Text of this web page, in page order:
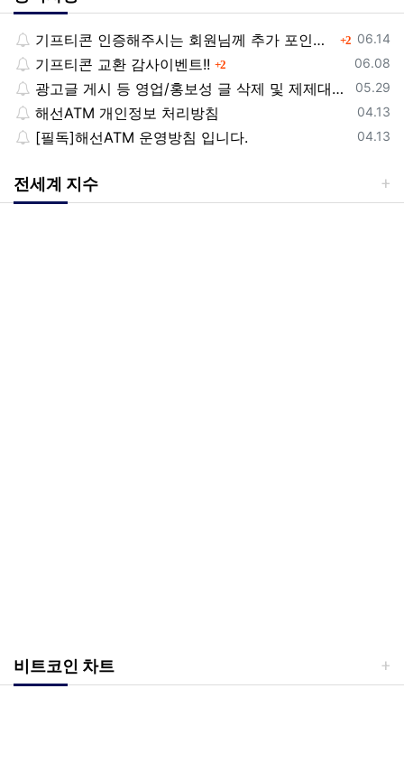
등록일
06.14
기프티콘 인증해주시는 회원님께 추가 포인트 쏩니다!! 2댓글
등록일
06.08
기프티콘 교환 감사이벤트!! 2댓글
등록일
05.29
광고글 게시 등 영업/홍보성 글 삭제 및 제제대상입니다.
등록일
04.13
해선ATM 개인정보 처리방침
등록일
04.13
[필독]해선ATM 운영방침 입니다.
전세계 지수
비트코인 차트